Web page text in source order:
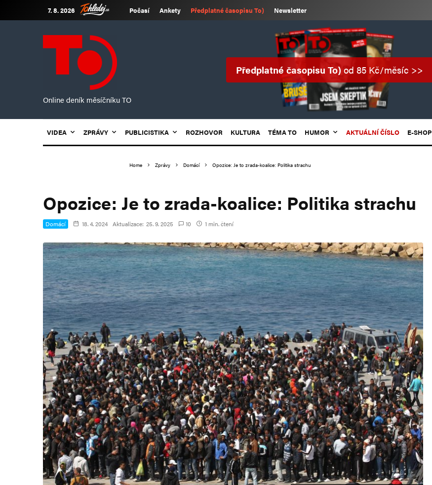
7. 8. 2026 Počasí Ankety Předplatné časopisu To) Newsletter
Online deník měsíčníku TO
Předplatné časopisu To)od 85 Kč/měsíc >>
VIDEA ZPRÁVY PUBLICISTIKA ROZHOVOR KULTURA TÉMA TO HUMOR AKTUÁLNÍ ČÍSLO E-SHOP
Home Zprávy Domácí Opozice: Je to zrada-koalice: Politika strachu
Opozice: Je to zrada-koalice: Politika strachu
Domácí 18. 4. 2024 Aktualizace: 25. 9. 2025 10 1 min. čtení